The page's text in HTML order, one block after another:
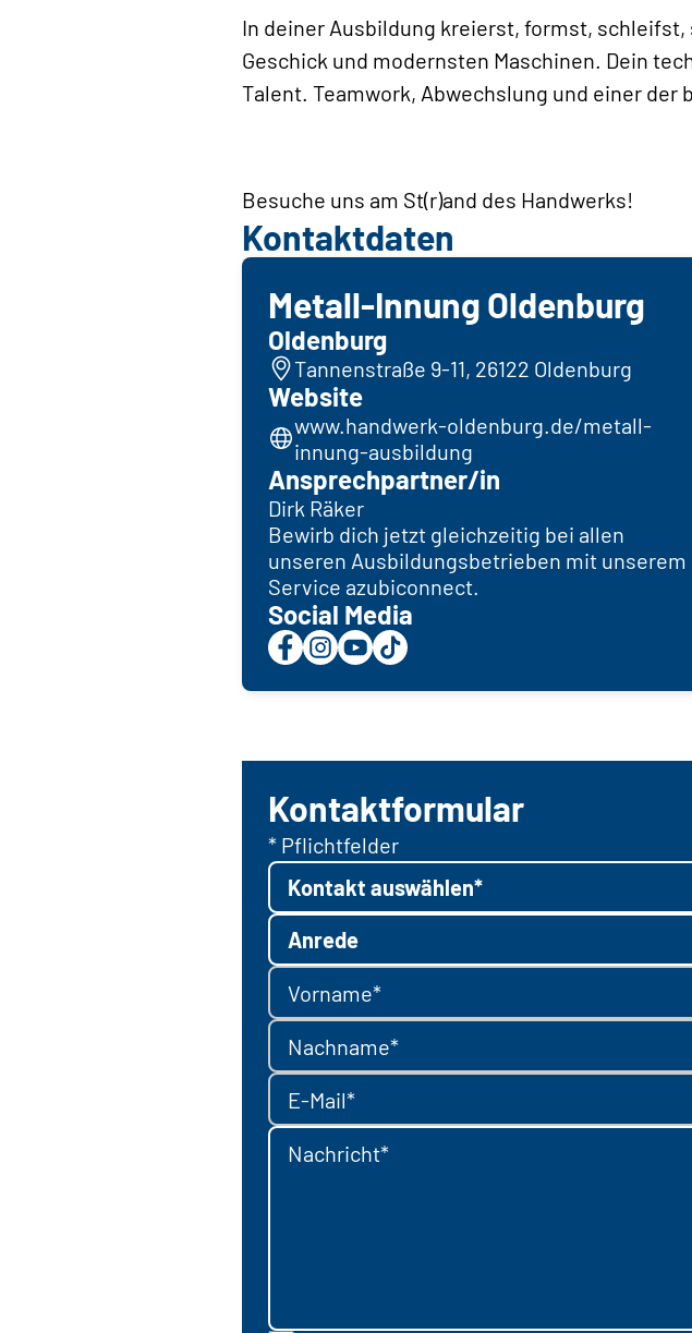
In deiner Ausbildung kreierst, formst,
Geschick und modernsten Maschinen. Dein
Talent. Teamwork, Abwechslung und einer
Besuche uns am St(r)and des Handwerks!
Kontaktdaten
Metall-Innung Oldenburg
Oldenburg
Tannenstraße 9-11, 26122 Oldenburg
Website
www.handwerk-oldenburg.de/metall-
innung-ausbildung
Ansprechpartner/in
Dirk Räker
Bewirb dich jetzt gleichzeitig bei allen
unseren Ausbildungsbetrieben mit unserem
Service azubiconnect.
Social Media
Kontaktformular
* Pflichtfelder
Kontakt auswählen*
Anrede
Vorname*
Nachname*
E-Mail*
Nachricht*